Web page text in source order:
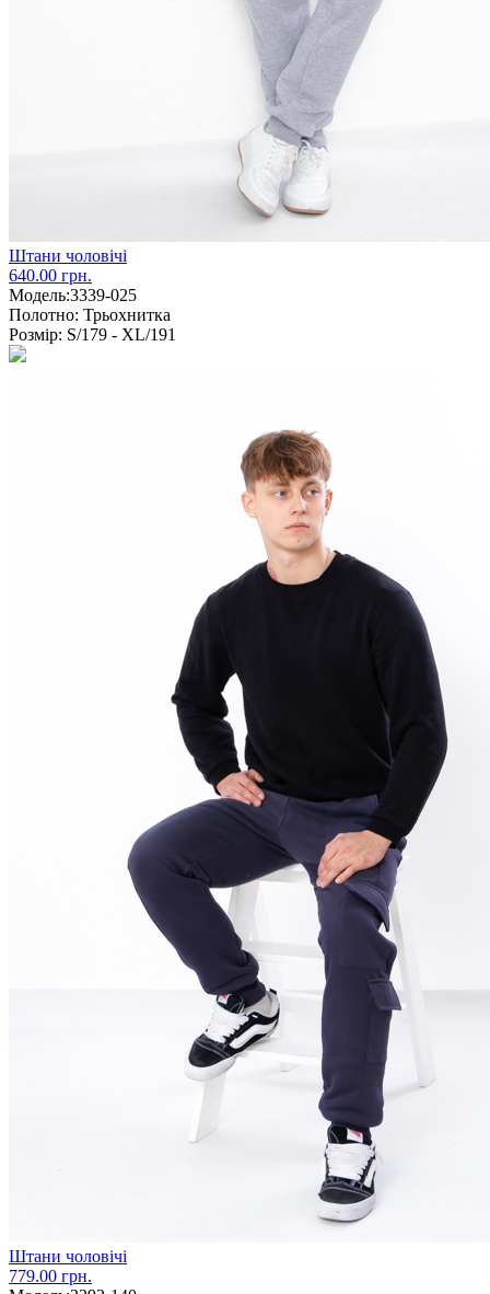
Штани чоловічі
640.00 грн.
Модель:3339-025
Полотно: Трьохнитка
Розмір: S/179 - XL/191
Штани чоловічі
779.00 грн.